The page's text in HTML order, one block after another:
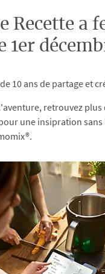
Recette a
1er
10 ans de partage et
retrouvez plus
une insipration